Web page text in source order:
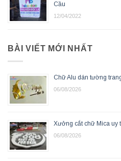
Cầu
12/04/2022
BÀI VIẾT MỚI NHẤT
Chữ Alu dán tường
06/08/2026
Xưởng cắt chữ Mica uy
06/08/2026